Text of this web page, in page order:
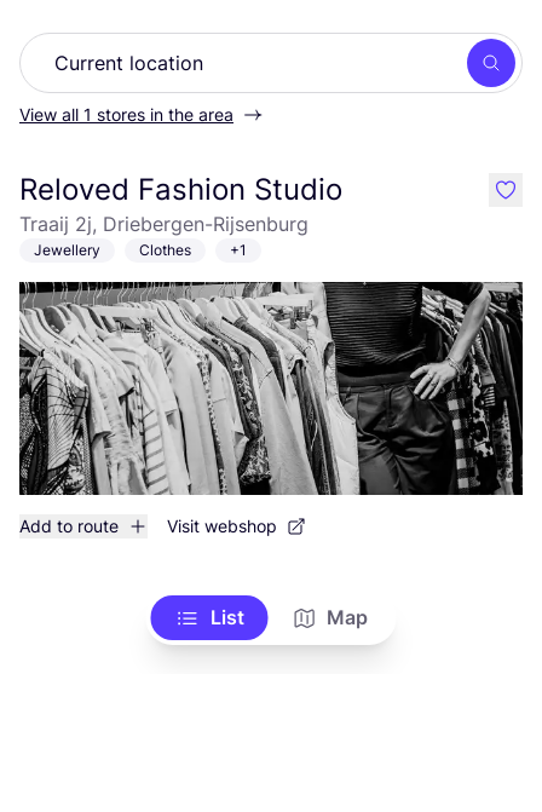
View all 1 stores in the area
Reloved Fashion Studio
Traaij 2j, Driebergen-Rijsenburg
Jewellery Clothes +1
Add to route Visit webshop
like
List Map